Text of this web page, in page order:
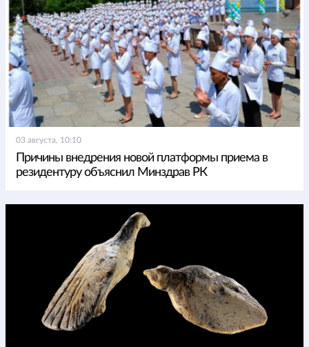
03 августа, 10:10
Причины внедрения новой платформы приема в
резидентуру объяснил Минздрав РК